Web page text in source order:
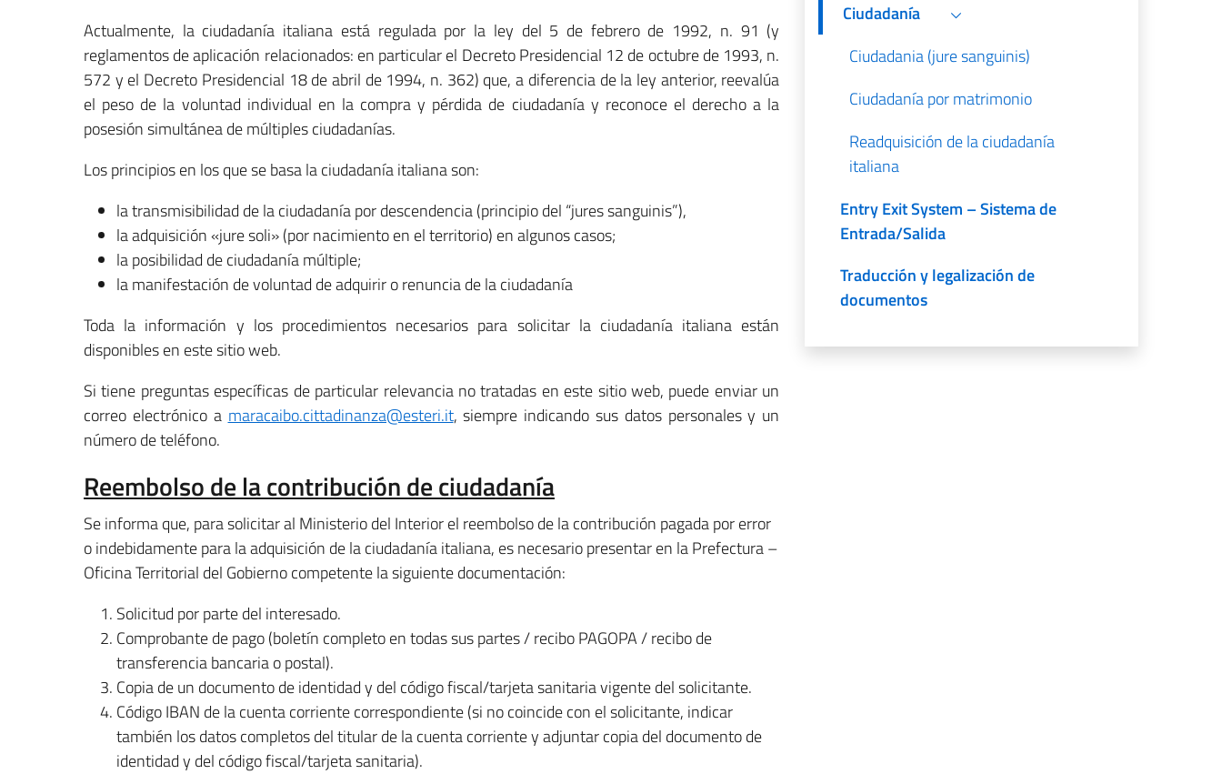
Actualmente, la ciudadanía italiana está regulada por la ley del 5 de febrero de 1992, n. 91 (y
reglamentos de aplicación relacionados: en particular el Decreto Presidencial 12 de octubre de 1993, n.
572 y el Decreto Presidencial 18 de abril de 1994, n. 362) que, a diferencia de la ley anterior, reevalúa
el peso de la voluntad individual en la compra y pérdida de ciudadanía y reconoce el derecho a la
posesión simultánea de múltiples ciudadanías.
Los principios en los que se basa la ciudadanía italiana son:
la transmisibilidad de la ciudadanía por descendencia (principio del “jures sanguinis”),
la adquisición «jure soli» (por nacimiento en el territorio) en algunos casos;
la posibilidad de ciudadanía múltiple;
la manifestación de voluntad de adquirir o renuncia de la ciudadanía
Toda la información y los procedimientos necesarios para solicitar la ciudadanía italiana están
disponibles en este sitio web.
Si tiene preguntas específicas de particular relevancia no tratadas en este sitio web, puede enviar un
correo electrónico a maracaibo.cittadinanza@esteri.it, siempre indicando sus datos personales y un
número de teléfono.
Reembolso de la contribución de ciudadanía
Se informa que, para solicitar al Ministerio del Interior el reembolso de la contribución pagada por error
o indebidamente para la adquisición de la ciudadanía italiana, es necesario presentar en la Prefectura –
Oficina Territorial del Gobierno competente la siguiente documentación:
Solicitud por parte del interesado.
Comprobante de pago (boletín completo en todas sus partes / recibo PAGOPA / recibo de
transferencia bancaria o postal).
Copia de un documento de identidad y del código fiscal/tarjeta sanitaria vigente del solicitante.
Código IBAN de la cuenta corriente correspondiente (si no coincide con el solicitante, indicar
también los datos completos del titular de la cuenta corriente y adjuntar copia del documento de
identidad y del código fiscal/tarjeta sanitaria).
Ciudadanía
Ciudadania (jure sanguinis)
Ciudadanía por matrimonio
Readquisición de la ciudadanía
italiana
Entry Exit System – Sistema de
Entrada/Salida
Traducción y legalización de
documentos